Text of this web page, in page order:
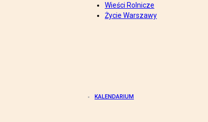
Wieści Rolnicze
Życie Warszawy
KALENDARIUM